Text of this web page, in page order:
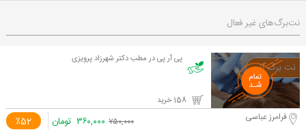
نت‌برگ‌های غیر فعال
پی آر پی در مطب دکتر شهرزاد پرویزی
٪52 فرامرز عباسی ۷۵۰,۰۰۰ ۳۶۰,۰۰۰ تومان